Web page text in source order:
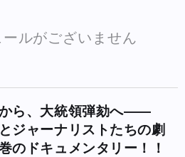
ールがございません
ら、大統領弾劾へ――
ジャーナリストたちの劇
のドキュメンタリー！！